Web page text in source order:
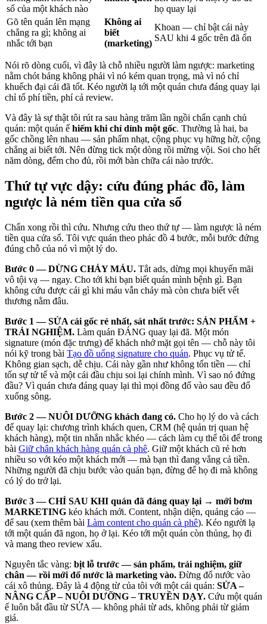
số của một khách nào
họ quay lại
Gõ tên quán lên mạng
chẳng ra gì; không ai
nhắc tới bạn
Không ai
biết
(marketing)
Khoan — chỉ bật cái này
SAU khi 4 gốc trên đã ổn
Nói rõ dòng cuối, vì đây là chỗ nhiều người làm ngược: marketing
nằm chót bảng không phải vì nó kém quan trọng, mà vì nó chỉ
khuếch đại cái đã tốt. Kéo người lạ tới một quán chưa đáng quay lại
chỉ tổ phí tiền, phí cả review.
Và đây là sự thật tôi rút ra sau hàng trăm lần ngồi chẩn cạnh chủ
quán: một quán ế hiếm khi chỉ dính một gốc. Thường là hai, ba
gốc chồng lên nhau — sản phẩm nhạt, cộng phục vụ hững hờ, cộng
chẳng ai biết tới. Nên đừng tick một dòng rồi mừng vội. Soi cho hết
năm dòng, đếm cho đủ, rồi mới bàn chữa cái nào trước.
Thứ tự vực dậy: cứu đúng phác đồ, làm
ngược là ném tiền qua cửa sổ
Chẩn xong rồi thì cứu. Nhưng cứu theo thứ tự — làm ngược là ném
tiền qua cửa sổ. Tôi vực quán theo phác đồ 4 bước, mỗi bước đứng
đúng chỗ của nó vì một lý do.
Bước 0 — DỪNG CHẢY MÁU. Tắt ads, dừng mọi khuyến mãi
vô tội vạ — ngay. Cho tới khi bạn biết quán mình bệnh gì. Bạn
không cứu được cái gì khi máu vẫn chảy mà còn chưa biết vết
thương nằm đâu.
Bước 1 — SỬA cái gốc rẻ nhất, sát nhất trước: SẢN PHẨM +
TRẢI NGHIỆM. Làm quán ĐÁNG quay lại đã. Một món
signature (món đặc trưng) để khách nhớ mặt gọi tên — chỗ này tôi
nói kỹ trong bài Tạo đồ uống signature cho quán. Phục vụ tử tế.
Không gian sạch, dễ chịu. Cái này gần như không tốn tiền — chỉ
tốn sự tử tế và một cái đầu chịu soi lại chính mình. Vì sao nó đứng
đầu? Vì quán chưa đáng quay lại thì mọi đồng đổ vào sau đều đổ
xuống sông.
Bước 2 — NUÔI DƯỠNG khách đang có. Cho họ lý do và cách
để quay lại: chương trình khách quen, CRM (hệ quản trị quan hệ
khách hàng), một tin nhắn nhắc khéo — cách làm cụ thể tôi để trong
bài Giữ chân khách hàng quán cà phê. Giữ một khách cũ rẻ hơn
nhiều so với kéo một khách mới — mà bạn thì đang vắng cả tiền.
Những người đã chịu bước vào quán bạn, đừng để họ đi mà không
có lý do trở lại.
Bước 3 — CHỈ SAU KHI quán đã đáng quay lại → mới bơm
MARKETING kéo khách mới. Content, nhận diện, quảng cáo —
để sau (xem thêm bài Làm content cho quán cà phê). Kéo người lạ
tới một quán đã ngon, họ ở lại. Kéo tới một quán còn thủng, họ đi
và mang theo review xấu.
Nguyên tắc vàng: bịt lỗ trước — sản phẩm, trải nghiệm, giữ
chân — rồi mới đổ nước là marketing vào. Đừng đổ nước vào
cái xô thủng. Đây là 4 động từ của tôi với một cái quán: SỬA –
NÂNG CẤP – NUÔI DƯỠNG – TRUYỀN DẠY. Cứu một quán
ế luôn bắt đầu từ SỬA — không phải từ ads, không phải từ giảm
giá.